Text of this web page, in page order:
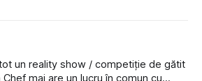
un reality show / competiție de gătit
mai are un lucru în comun cu